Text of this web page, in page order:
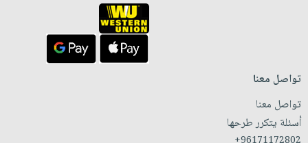
تواصل معنا
تواصل معنا
أسئلة يتكرر طرحها